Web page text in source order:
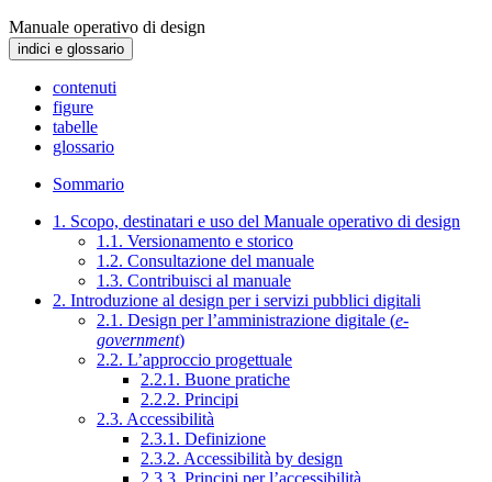
Manuale operativo di design
indici e glossario
contenuti
figure
tabelle
glossario
Sommario
1. Scopo, destinatari e uso del Manuale operativo di design
1.1. Versionamento e storico
1.2. Consultazione del manuale
1.3. Contribuisci al manuale
2. Introduzione al design per i servizi pubblici digitali
2.1. Design per l’amministrazione digitale (e-
government)
2.2. L’approccio progettuale
2.2.1. Buone pratiche
2.2.2. Principi
2.3. Accessibilità
2.3.1. Definizione
2.3.2. Accessibilità by design
2.3.3. Principi per l’accessibilità